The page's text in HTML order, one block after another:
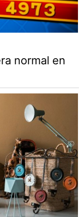
normal en